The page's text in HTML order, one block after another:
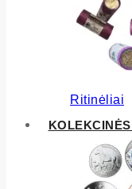
Ritinėliai